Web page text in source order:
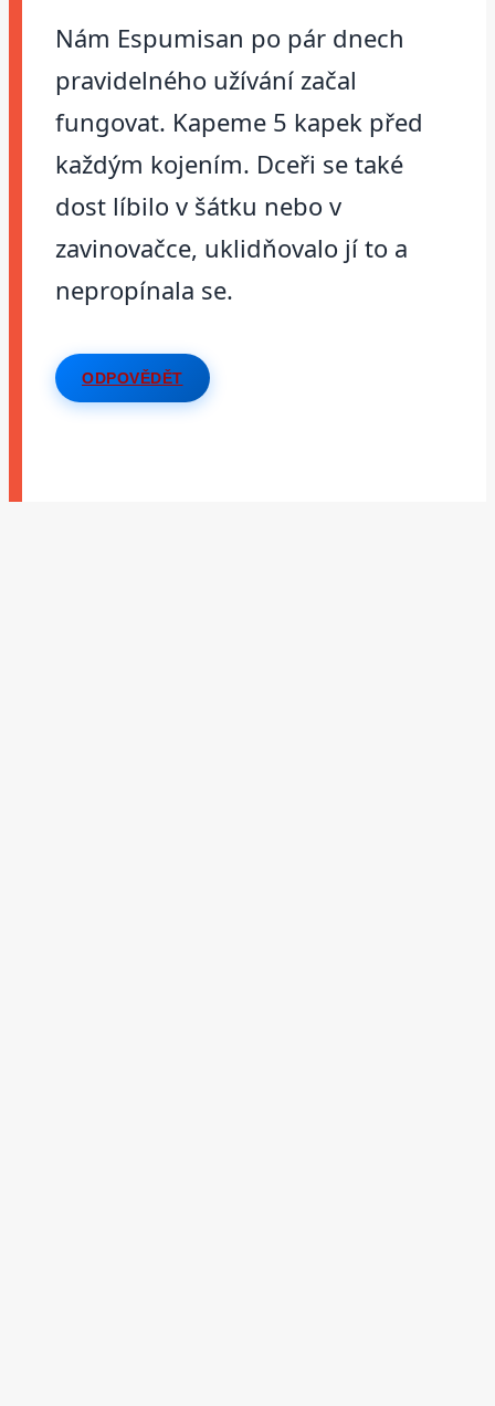
Nám Espumisan po pár dnech
pravidelného užívání začal
fungovat. Kapeme 5 kapek před
každým kojením. Dceři se také
dost líbilo v šátku nebo v
zavinovačce, uklidňovalo jí to a
nepropínala se.
ODPOVĚDĚT